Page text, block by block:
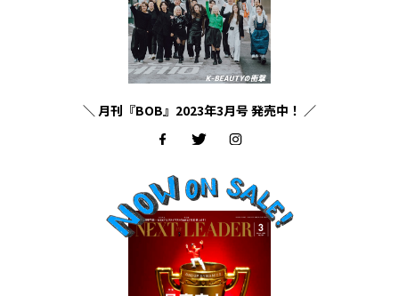
＼ 月刊『BOB』2023年3月号 発売中！ ／